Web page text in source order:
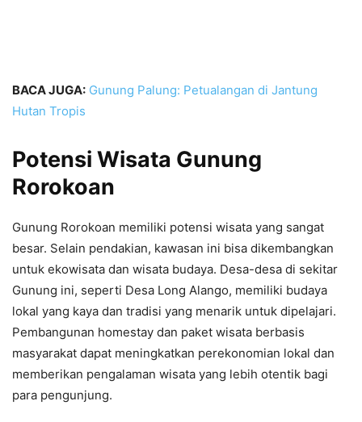
BACA JUGA: Gunung Palung: Petualangan di Jantung
Hutan Tropis
Potensi Wisata Gunung
Rorokoan
Gunung Rorokoan memiliki potensi wisata yang sangat
besar. Selain pendakian, kawasan ini bisa dikembangkan
untuk ekowisata dan wisata budaya. Desa-desa di sekitar
Gunung ini, seperti Desa Long Alango, memiliki budaya
lokal yang kaya dan tradisi yang menarik untuk dipelajari.
Pembangunan homestay dan paket wisata berbasis
masyarakat dapat meningkatkan perekonomian lokal dan
memberikan pengalaman wisata yang lebih otentik bagi
para pengunjung.